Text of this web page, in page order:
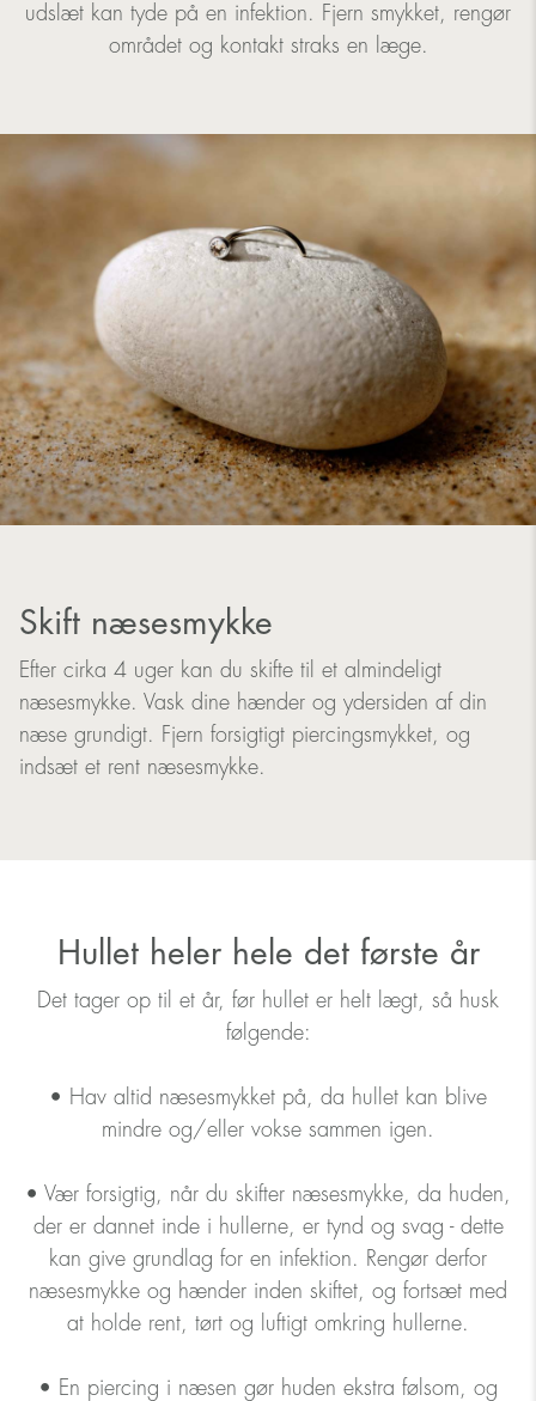
udslæt kan tyde på en infektion. Fjern smykket, rengør
området og kontakt straks en læge.
Skift næsesmykke
Efter cirka 4 uger kan du skifte til et almindeligt
næsesmykke. Vask dine hænder og ydersiden af ​​din
næse grundigt. Fjern forsigtigt piercingsmykket, og
indsæt et rent næsesmykke.
Hullet heler hele det første år
Det tager op til et år, før hullet er helt lægt, så husk
følgende:
• Hav altid næsesmykket på, da hullet kan blive
mindre og/eller vokse sammen igen.
• Vær forsigtig, når du skifter næsesmykke, da huden,
der er dannet inde i hullerne, er tynd og svag - dette
kan give grundlag for en infektion. Rengør derfor
næsesmykke og hænder inden skiftet, og fortsæt med
at holde rent, tørt og luftigt omkring hullerne.
• En piercing i næsen gør huden ekstra følsom, og